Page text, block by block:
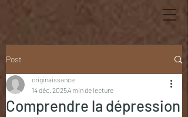
Post
Comprendre la dépression
originaissance
14 déc. 20254 min de lecture